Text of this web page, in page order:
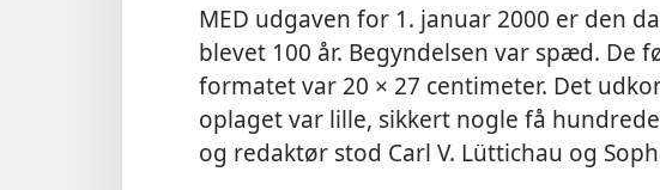
MED udgaven for 1. januar 2000 er den
blevet 100 år. Begyndelsen var spæd. De
formatet var 20 × 27 centimeter. Det
oplaget var lille, sikkert nogle få
og redaktør stod Carl V. Lüttichau og